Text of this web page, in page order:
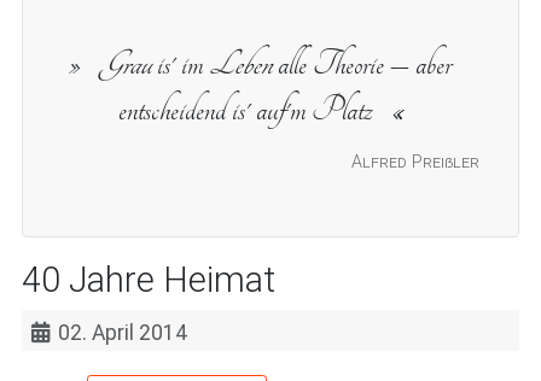
Alfred Preißler
Grauis' imLebenalle Theorie – aber
entscheidend is' auf'm Platz
40 Jahre Heimat
02. April 2014